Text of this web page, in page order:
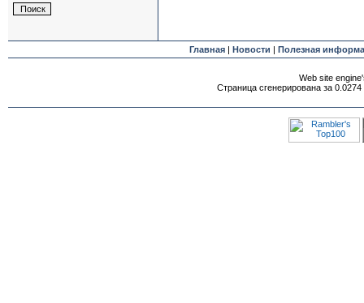
Главная| Новости | Полезная
Web site
Страница сгенерирована за